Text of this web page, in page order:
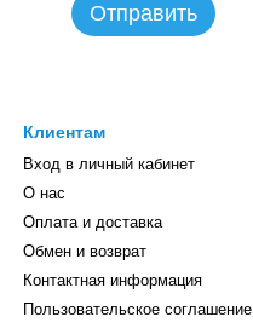
Отправить
Клиентам
Вход в личный кабинет
О нас
Оплата и доставка
Обмен и возврат
Контактная информация
Пользовательское соглашение